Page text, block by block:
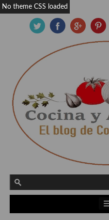
No theme CSS loaded